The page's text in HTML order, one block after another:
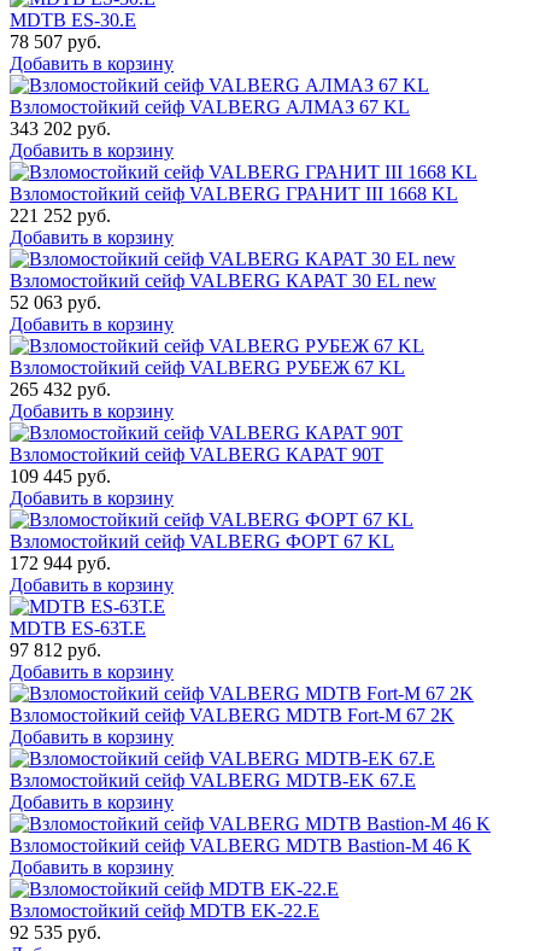
MDTB ES-30.Е
78 507 руб.
Добавить в корзину
Взломостойкий сейф VALBERG АЛМАЗ 67 KL
343 202 руб.
Добавить в корзину
Взломостойкий сейф VALBERG ГРАНИТ III 1668 KL
221 252 руб.
Добавить в корзину
Взломостойкий сейф VALBERG КАРАТ 30 EL new
52 063 руб.
Добавить в корзину
Взломостойкий сейф VALBERG РУБЕЖ 67 KL
265 432 руб.
Добавить в корзину
Взломостойкий сейф VALBERG КАРАТ 90T
109 445 руб.
Добавить в корзину
Взломостойкий сейф VALBERG ФОРТ 67 KL
172 944 руб.
Добавить в корзину
MDTB ES-63Т.Е
97 812 руб.
Добавить в корзину
Взломостойкий сейф VALBERG MDTB Fort-M 67 2K
Добавить в корзину
Взломостойкий сейф VALBERG MDTB-EK 67.E
Добавить в корзину
Взломостойкий сейф VALBERG MDTB Bastion-M 46 K
Добавить в корзину
Взломостойкий сейф MDTB EK-22.E
92 535 руб.